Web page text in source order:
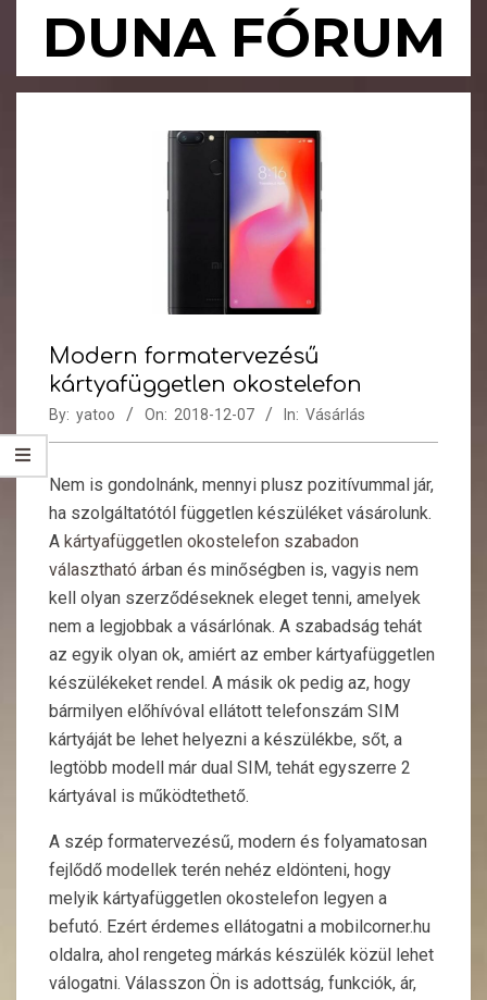
DUNA FÓRUM
Primary
Modern formatervezésű
kártyafüggetlen okostelefon
By: yatoo On: 2018-12-07 In: Vásárlás
Nem is gondolnánk, mennyi plusz pozitívummal jár,
ha szolgáltatótól független készüléket vásárolunk.
A kártyafüggetlen okostelefon szabadon
választható árban és minőségben is, vagyis nem
kell olyan szerződéseknek eleget tenni, amelyek
nem a legjobbak a vásárlónak. A szabadság tehát
az egyik olyan ok, amiért az ember kártyafüggetlen
készülékeket rendel. A másik ok pedig az, hogy
bármilyen előhívóval ellátott telefonszám SIM
kártyáját be lehet helyezni a készülékbe, sőt, a
legtöbb modell már dual SIM, tehát egyszerre 2
kártyával is működtethető.
A szép formatervezésű, modern és folyamatosan
fejlődő modellek terén nehéz eldönteni, hogy
melyik kártyafüggetlen okostelefon legyen a
befutó. Ezért érdemes ellátogatni a mobilcorner.hu
oldalra, ahol rengeteg márkás készülék közül lehet
válogatni. Válasszon Ön is adottság, funkciók, ár,